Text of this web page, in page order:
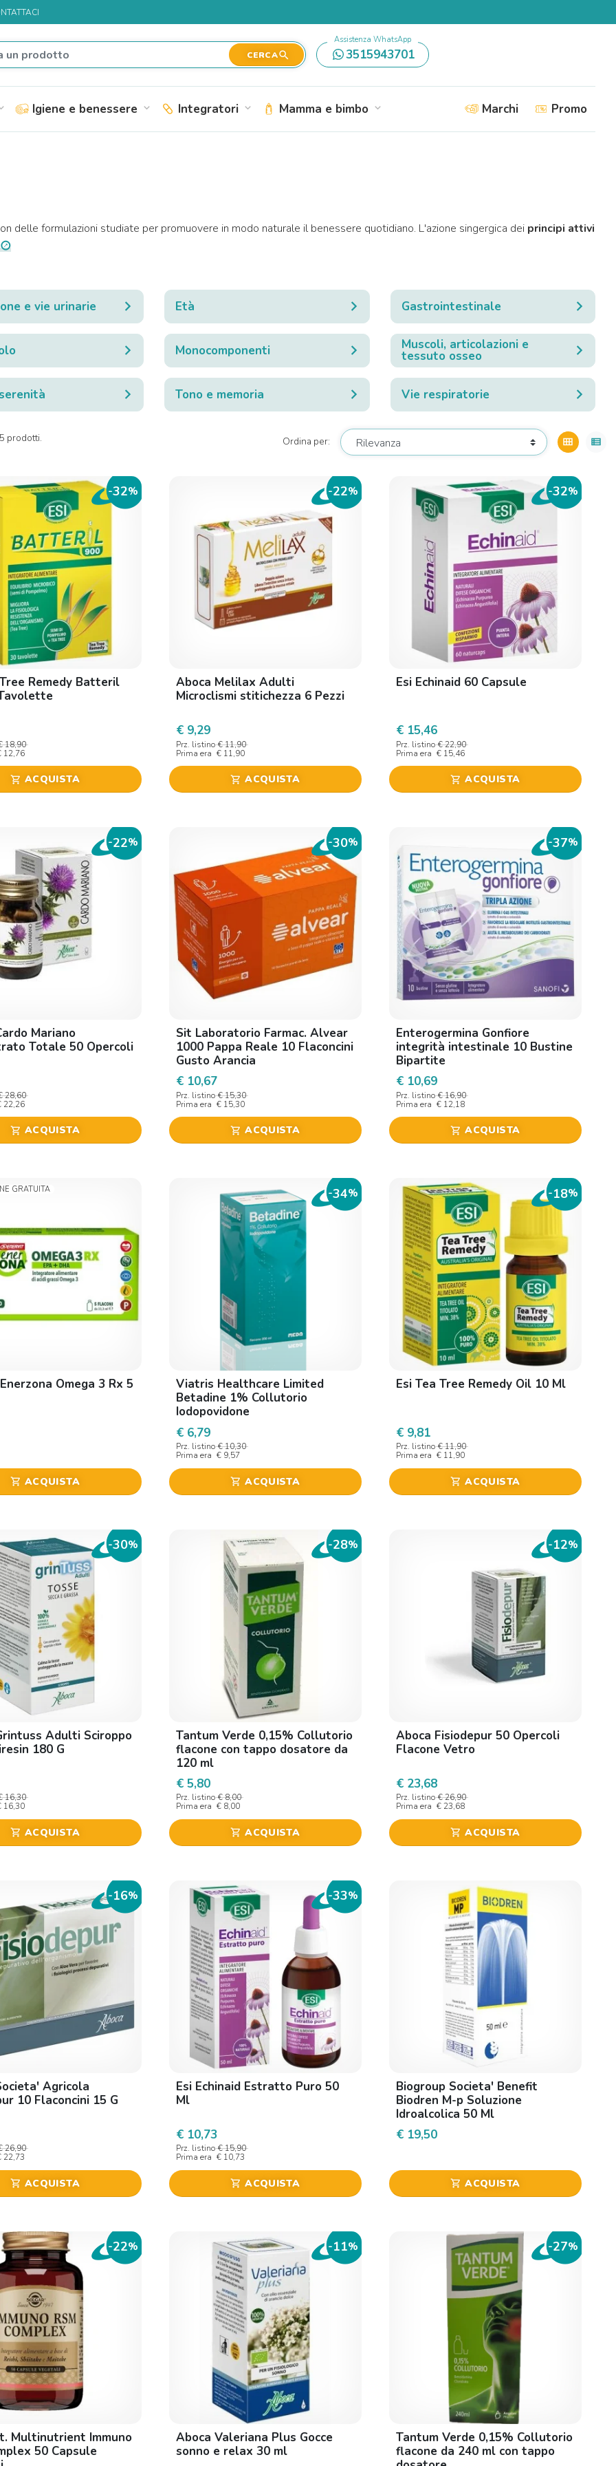
CERCAsearch
Assistenza WhatsApp
3515943701
Igiene e benessere expand_more Integratori expand_more Mamma e bimbo expand_more Marchi Promo
delle formulazioni studiate per promuovere in modo naturale il benessere quotidiano. L'azione singergica dei principi attivi
e vie urinarie Età Gastrointestinale
Monocomponenti Muscoli, articolazioni e
tessuto osseo
Tono e memoria Vie respiratorie
prodotti. Ordina per: view_module view_list
-32%
Remedy Batteril
18,90
12,76
shopping_cart ACQUISTA
-22%
Aboca Melilax Adulti
Microclismi stitichezza 6 Pezzi
€ 9,29
Prz. listino € 11,90
Prima era € 11,90
shopping_cart ACQUISTA
-32%
Esi Echinaid 60 Capsule
€ 15,46
Prz. listino € 22,90
Prima era € 15,46
shopping_cart ACQUISTA
-22%
Mariano
Totale 50 Opercoli
28,60
22,26
shopping_cart ACQUISTA
-30%
Sit Laboratorio Farmac. Alvear
1000 Pappa Reale 10 Flaconcini
Gusto Arancia
€ 10,67
Prz. listino € 15,30
Prima era € 15,30
shopping_cart ACQUISTA
-37%
Enterogermina Gonfiore
integrità intestinale 10 Bustine
Bipartite
€ 10,69
Prz. listino € 16,90
Prima era € 12,18
shopping_cart ACQUISTA
GRATUITA
Omega 3 Rx 5
shopping_cart ACQUISTA
-34%
Viatris Healthcare Limited
Betadine 1% Collutorio
Iodopovidone
€ 6,79
Prz. listino € 10,30
Prima era € 9,57
shopping_cart ACQUISTA
-18%
Esi Tea Tree Remedy Oil 10 Ml
€ 9,81
Prz. listino € 11,90
Prima era € 11,90
shopping_cart ACQUISTA
-30%
Adulti Sciroppo
180 G
16,30
16,30
shopping_cart ACQUISTA
-28%
Tantum Verde 0,15% Collutorio
flacone con tappo dosatore da
120 ml
€ 5,80
Prz. listino € 8,00
Prima era € 8,00
shopping_cart ACQUISTA
-12%
Aboca Fisiodepur 50 Opercoli
Flacone Vetro
€ 23,68
Prz. listino € 26,90
Prima era € 23,68
shopping_cart ACQUISTA
-16%
Agricola
10 Flaconcini 15 G
26,90
22,73
shopping_cart ACQUISTA
-33%
Esi Echinaid Estratto Puro 50
Ml
€ 10,73
Prz. listino € 15,90
Prima era € 10,73
shopping_cart ACQUISTA
Biogroup Societa' Benefit
Biodren M-p Soluzione
Idroalcolica 50 Ml
€ 19,50
shopping_cart ACQUISTA
-22%
Multinutrient Immuno
50 Capsule
-11%
Aboca Valeriana Plus Gocce
sonno e relax 30 ml
-27%
Tantum Verde 0,15% Collutorio
flacone da 240 ml con tappo